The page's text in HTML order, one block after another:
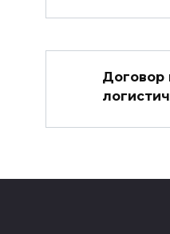
Договор